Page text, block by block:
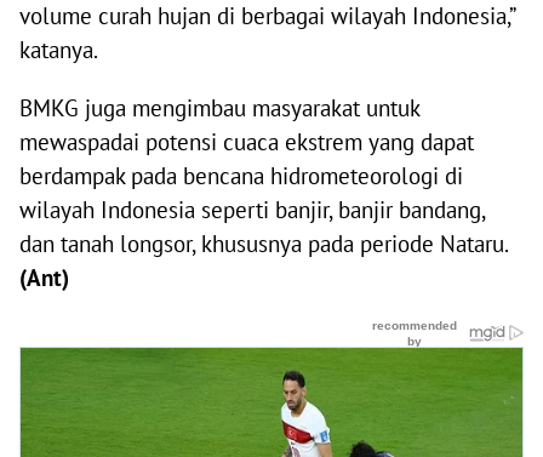
volume curah hujan di berbagai wilayah Indonesia,”
katanya.
BMKG juga mengimbau masyarakat untuk
mewaspadai potensi cuaca ekstrem yang dapat
berdampak pada bencana hidrometeorologi di
wilayah Indonesia seperti banjir, banjir bandang,
dan tanah longsor, khususnya pada periode Nataru.
(Ant)